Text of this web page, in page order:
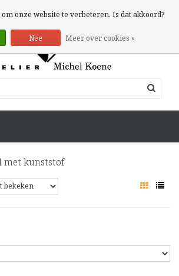
0 Artikelen
met kunststof
onze website te verbeteren. Is dat akkoord?
Nee Meer over cookies »